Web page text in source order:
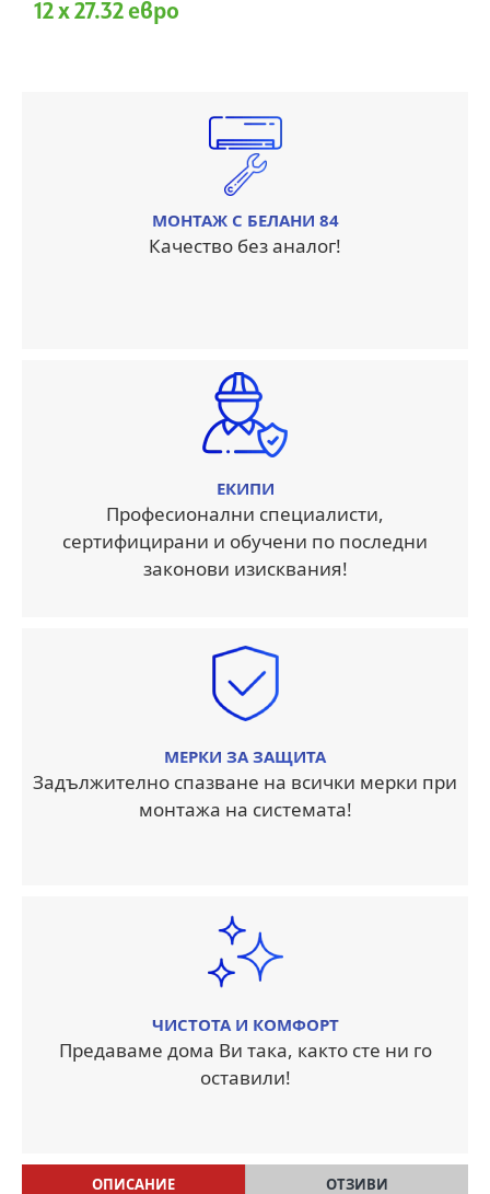
12 x 27.32 евро
МОНТАЖ С БЕЛАНИ 84
Качество без аналог!
ЕКИПИ
Професионални специалисти,
сертифицирани и обучени по последни
законови изисквания!
МЕРКИ ЗА ЗАЩИТА
Задължително спазване на всички мерки при
монтажа на системата!
ЧИСТОТА И КОМФОРТ
Предаваме дома Ви така, както сте ни го
оставили!
ОПИСАНИЕ ОТЗИВИ